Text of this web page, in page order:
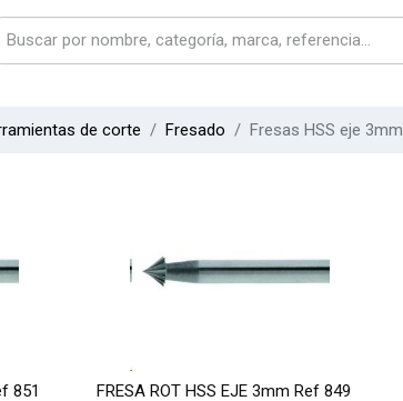
de corte Fresado Fresas HSS eje 3mm.
851 FRESA ROT HSS EJE 3mm Ref 849